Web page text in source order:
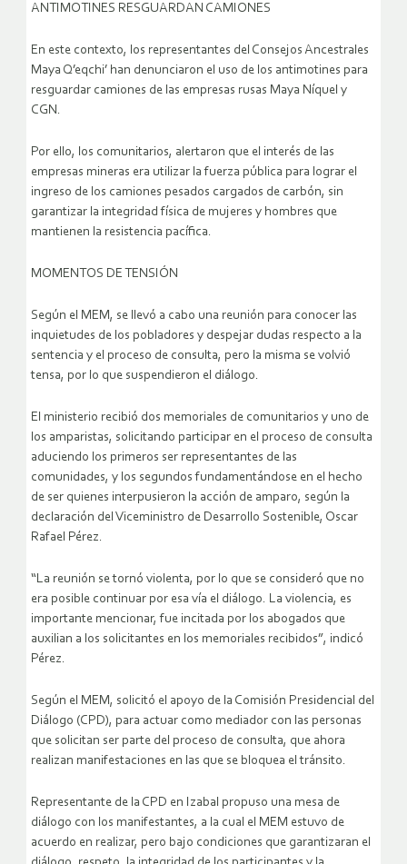
ANTIMOTINES RESGUARDAN CAMIONES
En este contexto, los representantes del Consejos Ancestrales
Maya Q’eqchi’ han denunciaron el uso de los antimotines para
resguardar camiones de las empresas rusas Maya Níquel y
CGN.
Por ello, los comunitarios, alertaron que el interés de las
empresas mineras era utilizar la fuerza pública para lograr el
ingreso de los camiones pesados cargados de carbón, sin
garantizar la integridad física de mujeres y hombres que
mantienen la resistencia pacífica.
MOMENTOS DE TENSIÓN
Según el MEM, se llevó a cabo una reunión para conocer las
inquietudes de los pobladores y despejar dudas respecto a la
sentencia y el proceso de consulta, pero la misma se volvió
tensa, por lo que suspendieron el diálogo.
El ministerio recibió dos memoriales de comunitarios y uno de
los amparistas, solicitando participar en el proceso de consulta
aduciendo los primeros ser representantes de las
comunidades, y los segundos fundamentándose en el hecho
de ser quienes interpusieron la acción de amparo, según la
declaración del Viceministro de Desarrollo Sostenible, Oscar
Rafael Pérez.
“La reunión se tornó violenta, por lo que se consideró que no
era posible continuar por esa vía el diálogo. La violencia, es
importante mencionar, fue incitada por los abogados que
auxilian a los solicitantes en los memoriales recibidos”, indicó
Pérez.
Según el MEM, solicitó el apoyo de la Comisión Presidencial del
Diálogo (CPD), para actuar como mediador con las personas
que solicitan ser parte del proceso de consulta, que ahora
realizan manifestaciones en las que se bloquea el tránsito.
Representante de la CPD en Izabal propuso una mesa de
diálogo con los manifestantes, a la cual el MEM estuvo de
acuerdo en realizar, pero bajo condiciones que garantizaran el